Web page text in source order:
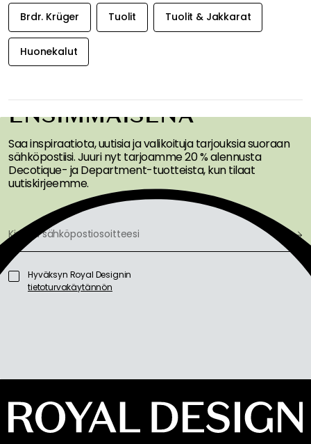
Brdr. Krüger Tuolit Tuolit & Jakkarat
Huonekalut
SAA INSPIRAATIOTA &
TARJOUKSIA
ENSIMMÄISENÄ
Saa inspiraatiota, uutisia ja valikoituja tarjouksia suoraan
sähköpostiisi. Juuri nyt tarjoamme 20 % alennusta
Decotique- ja Department-tuotteista, kun tilaat
uutiskirjeemme.
Hyväksyn Royal Designin
tietoturvakäytännön